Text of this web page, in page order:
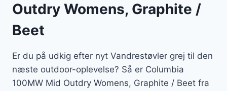
Outdry Womens, Graphite /
Beet
Er du på udkig efter nyt Vandrestøvler grej til den
næste outdoor-oplevelse? Så er Columbia
100MW Mid Outdry Womens, Graphite / Beet fra